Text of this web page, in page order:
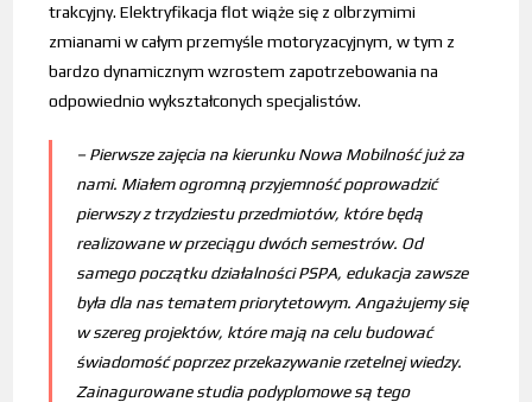
trakcyjny. Elektryfikacja flot wiąże się z olbrzymimi
zmianami w całym przemyśle motoryzacyjnym, w tym z
bardzo dynamicznym wzrostem zapotrzebowania na
odpowiednio wykształconych specjalistów.
–Pierwsze zajęcia na kierunku Nowa Mobilność już za
nami. Miałem ogromną przyjemność poprowadzić
pierwszy z trzydziestu przedmiotów, które będą
realizowane w przeciągu dwóch semestrów. Od
samego początku działalności PSPA, edukacja zawsze
była dla nas tematem priorytetowym. Angażujemy się
w szereg projektów, które mają na celu budować
świadomość poprzez przekazywanie rzetelnej wiedzy.
Zainagurowane studia podyplomowe są tego